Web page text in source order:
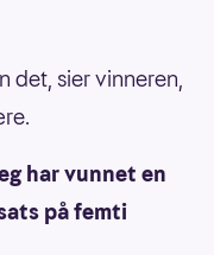
det, sier vinneren,
har vunnet en
på femti